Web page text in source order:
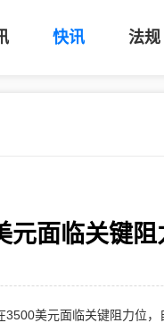
快讯 法规
元面临关键阻
美元面临关键阻力位